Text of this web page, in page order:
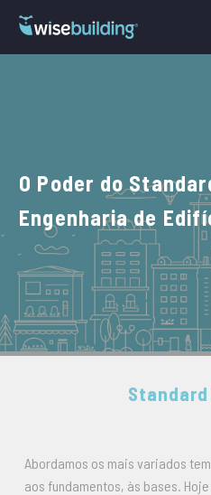
O Poder do
Engenharia de
Standard
Abordamos os mais variados
aos fundamentos, às bases.